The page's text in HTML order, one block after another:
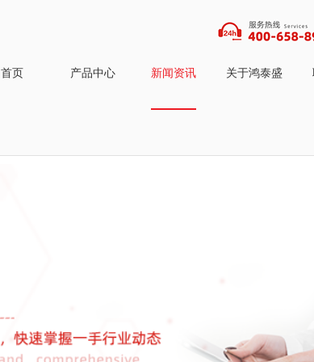
首页 产品中心 新闻资讯 关于鸿泰盛